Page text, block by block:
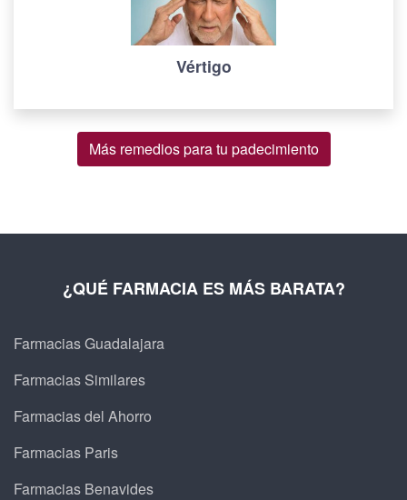
Vértigo
Más remedios para tu padecimiento
¿QUÉ FARMACIA ES MÁS BARATA?
Farmacias Guadalajara
Farmacias Similares
Farmacias del Ahorro
Farmacias Paris
Farmacias Benavides